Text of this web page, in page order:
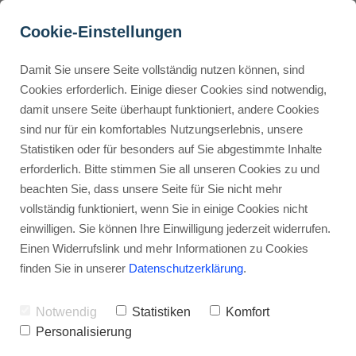
Buyer Personas erstellen
Landingpage optimieren
Internal Linking Tool
Outsourcing: Ein Leitfaden
damit du weder Zeit noch
Geld verschwendest
Werbehinweis: Links mit Sternchen (*) sind Affiliate-Links. Kaufst
du darüber ein, erhalte ich eine Provision – ohne Mehrkosten für
dich.
Stephan Ochmann
Dein Business wächst endlich.
Cookie-Einstellungen
Damit Sie unsere Seite vollständig nutzen können, sind
Cookies erforderlich. Einige dieser Cookies sind notwendig,
damit unsere Seite überhaupt funktioniert, andere Cookies
sind nur für ein komfortables Nutzungserlebnis, unsere
Statistiken oder für besonders auf Sie abgestimmte Inhalte
erforderlich. Bitte stimmen Sie all unseren Cookies zu und
beachten Sie, dass unsere Seite für Sie nicht mehr
vollständig funktioniert, wenn Sie in einige Cookies nicht
einwilligen. Sie können Ihre Einwilligung jederzeit widerrufen.
Einen Widerrufslink und mehr Informationen zu Cookies
finden Sie in unserer Datenschutzerklärung.
Notwendig Statistiken
Komfort
Personalisierung